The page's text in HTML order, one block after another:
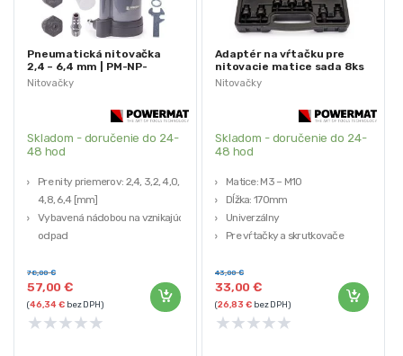
Nitovačky
Pneumatická nitovačka
2,4 – 6,4 mm | PM-NP-
1400T
Skladom - doručenie do 24-
48 hod
Pre nity priemerov: 2,4, 3,2, 4,0,
4,8, 6,4 [mm]
Vybavená nádobou na vznikajúci
odpad
vzduchu: 3/8 “
Maximálny zdvih piestu: 16 mm –
5/8 “
Vysoká kvalita
57,00€
78,00€
(46,34€bez DPH)
★★★★★
Nitovačky
Adaptér na vŕtačku pre
nitovacie matice sada 8ks
| PM-NIA-6T
Skladom - doručenie do 24-
48 hod
Matice: M3 – M10
Dĺžka: 170mm
Univerzálny
Pre vŕtačky a skrutkovače
33,00€
43,00€
(26,83€bez DPH)
★★★★★